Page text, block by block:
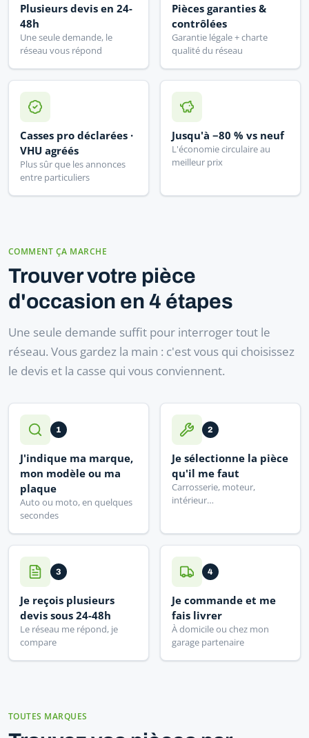
Plusieurs devis en 24-
48h
Une seule demande, le
réseau vous répond
Pièces garanties &
contrôlées
Garantie légale + charte
qualité du réseau
Casses pro déclarées ·
VHU agréés
Plus sûr que les annonces
entre particuliers
Jusqu'à −80 % vs neuf
L'économie circulaire au
meilleur prix
COMMENT ÇA MARCHE
Trouver votre pièce
d'occasion en 4 étapes
Une seule demande suffit pour interroger tout le
réseau. Vous gardez la main : c'est vous qui choisissez
le devis et la casse qui vous conviennent.
1
J'indique ma marque,
mon modèle ou ma
plaque
Auto ou moto, en quelques
secondes
2
Je sélectionne la pièce
qu'il me faut
Carrosserie, moteur,
intérieur…
3
Je reçois plusieurs
devis sous 24-48h
Le réseau me répond, je
compare
4
Je commande et me
fais livrer
À domicile ou chez mon
garage partenaire
TOUTES MARQUES